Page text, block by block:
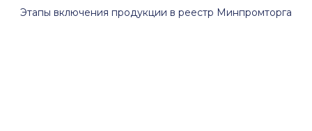
Этапы включения продукции в реестр Минпромторга